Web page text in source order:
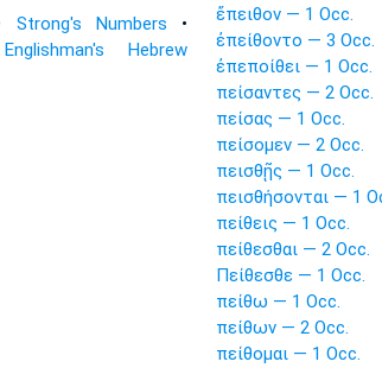
Strong's Numbers •
Englishman's Hebrew
ἔπειθον — 1 Occ.
ἐπείθοντο — 3 Occ.
ἐπεποίθει — 1 Occ.
πείσαντες — 2 Occ.
πείσας — 1 Occ.
πείσομεν — 2 Occ.
πεισθῇς — 1 Occ.
πεισθήσονται — 1
πείθεις — 1 Occ.
πείθεσθαι — 2 Occ.
Πείθεσθε — 1 Occ.
πείθω — 1 Occ.
πείθων — 2 Occ.
πείθομαι — 1 Occ.